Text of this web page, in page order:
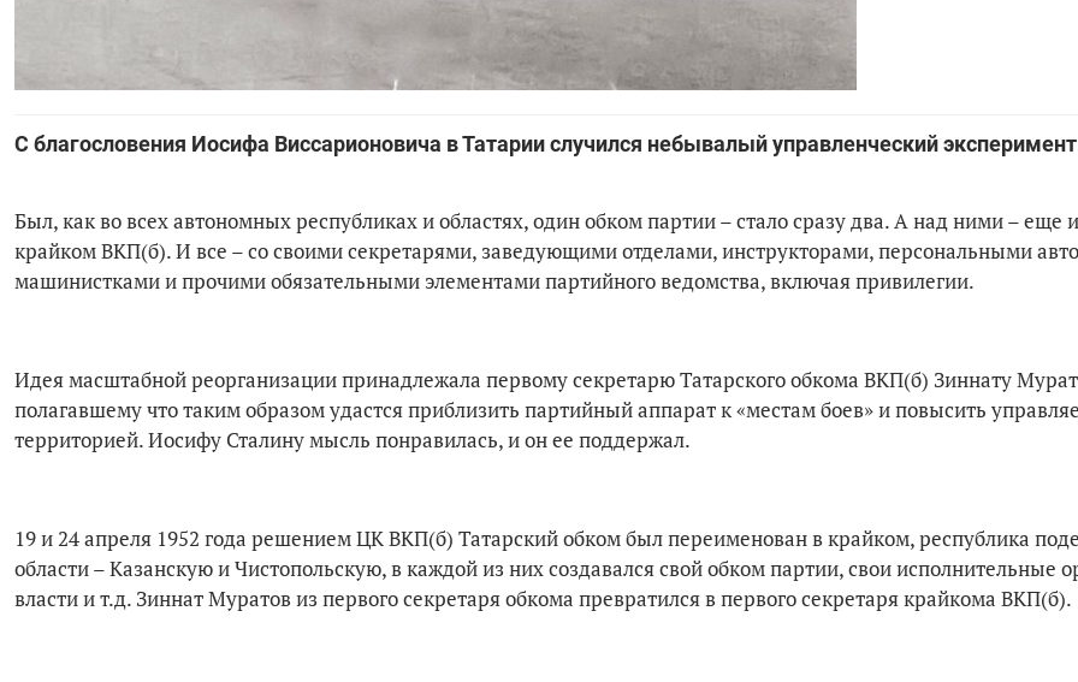
С благословения Иосифа Виссарионовича в Татарии случился небывалый управленческий
Был, как во всех автономных республиках и областях, один обком партии – стало сразу два. А над ними – еще
крайком ВКП(б). И все – со своими секретарями, заведующими отделами, инструкторами, персональными
машинистками и прочими обязательными элементами партийного ведомства, включая привилегии.
Идея масштабной реорганизации принадлежала первому секретарю Татарского обкома ВКП(б) Зиннату
полагавшему что таким образом удастся приблизить партийный аппарат к «местам боев» и повысить
территорией. Иосифу Сталину мысль понравилась, и он ее поддержал.
19 и 24 апреля 1952 года решением ЦК ВКП(б) Татарский обком был переименован в крайком, республика
области – Казанскую и Чистопольскую, в каждой из них создавался свой обком партии, свои исполнительные
власти и т.д. Зиннат Муратов из первого секретаря обкома превратился в первого секретаря крайкома ВКП(б).